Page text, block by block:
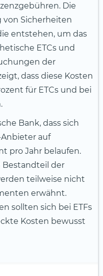
Die
von Sicherheiten
entstehen, um das
ETCs und
der
dass diese Kosten
für ETCs und bei
Bank, dass sich
auf
pro Jahr belaufen.
Bestandteil der
teilweise nicht
erwähnt.
sollten sich bei ETFs
Kosten bewusst